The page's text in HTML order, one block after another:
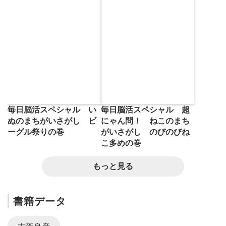
毎日脳活スペシャル い
ぬのまちがいさがし ビ
ーグル祭りの巻
毎日脳活スペシャル 超
にゃん問！ ねこのまち
がいさがし のびのびね
こ多めの巻
もっと見る
書籍データ